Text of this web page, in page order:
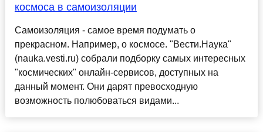
космоса в самоизоляции
Cамоизоляция - самое время подумать о
прекрасном. Например, о космосе. "Вести.Наука"
(nauka.vesti.ru) собрали подборку самых интересных
"космических" онлайн-сервисов, доступных на
данный момент. Они дарят превосходную
возможность полюбоваться видами...